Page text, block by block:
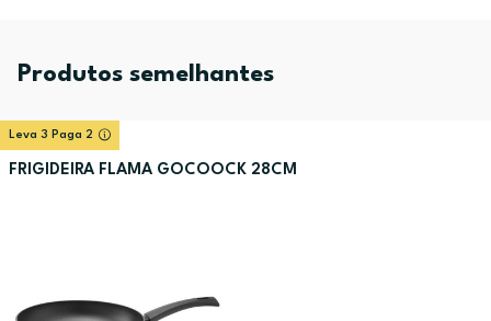
Produtos semelhantes
Leva 3 Paga 2
FRIGIDEIRA FLAMA GOCOOCK 28CM